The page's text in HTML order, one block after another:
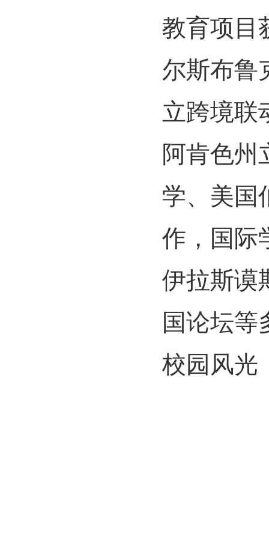
教育项目
尔斯布鲁
立跨境联
阿肯色州
学、美国
作，国际
伊拉斯谟
国论坛等
校园风光